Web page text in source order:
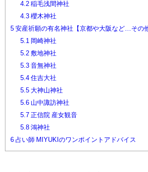
4.2稲毛浅間神社
4.3櫻木神社
5 安産祈願の有名神社【京都や大阪など…その
5.1
岡崎神社
5.2敷地神社
5.3音無神社
5.4住吉大社
5.5大神山神社
5.6山中諏訪神社
5.7正信院 産女観音
5.8鴻神社
6 占い師 MIYUKIのワンポイントアドバイス